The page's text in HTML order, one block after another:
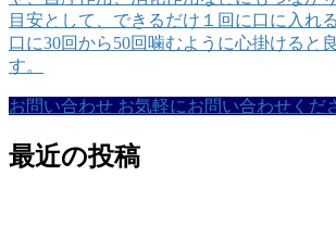
目安として、できるだけ１回に口に入れ
口に30回から50回噛むように心掛けると
す。
お問い合わせ お気軽にお問い合わせくだ
最近の投稿